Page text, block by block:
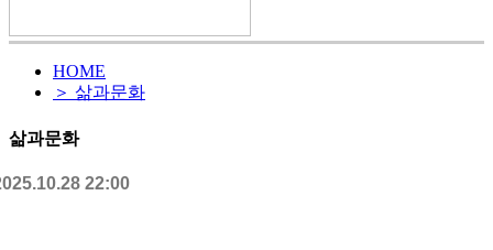
HOME
＞ 삶과문화
삶과문화
22:00